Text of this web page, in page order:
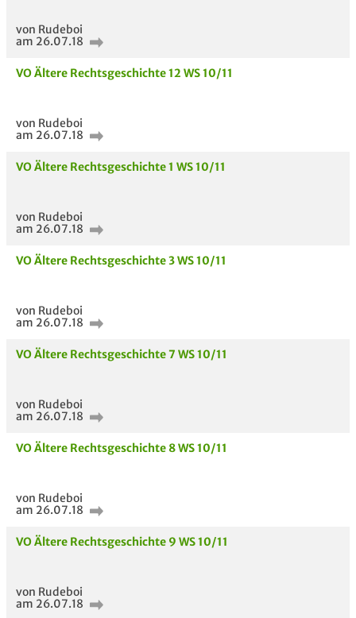
von Rudeboi
am 26.07.18
VO Ältere Rechtsgeschichte 12 WS 10/11
von Rudeboi
am 26.07.18
VO Ältere Rechtsgeschichte 1 WS 10/11
von Rudeboi
am 26.07.18
VO Ältere Rechtsgeschichte 3 WS 10/11
von Rudeboi
am 26.07.18
VO Ältere Rechtsgeschichte 7 WS 10/11
von Rudeboi
am 26.07.18
VO Ältere Rechtsgeschichte 8 WS 10/11
von Rudeboi
am 26.07.18
VO Ältere Rechtsgeschichte 9 WS 10/11
von Rudeboi
am 26.07.18